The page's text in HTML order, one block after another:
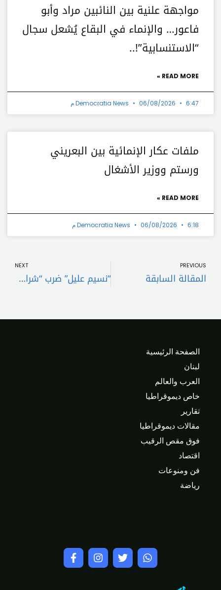
مواجهة علنية بين النائبين مراد وأبو
فاعور… والإنماء في البقاع يُشعل سجال
“الاستنسابية”!..
READ MORE »
Democratia News 06/08/2026 6:47 م
ملفات عكار الإنمائية بين البعريني
ورستم ووزير الأشغال
READ MORE »
Democratia News 06/08/2026 6:18 م
PREVIOUS
المقالة السابقة
NEXT
“نسيم عليل” ضرب “شراع” “مناصفة”.. والخوف من العاصفة “الهوجاء”!.. رسالة “البيارتة”وصلت بخرق العميد “الجمل” بعد حصوله على 70% من أصوات السنة!..
الصفحة الرئيسية
لبنان
العرب والعالم
خاص ديموقراطيا
تقارير
مقالات ديموقراطيا
فوق مقص الرقيب
اقتصاد
فن ومنوعات
رياضة